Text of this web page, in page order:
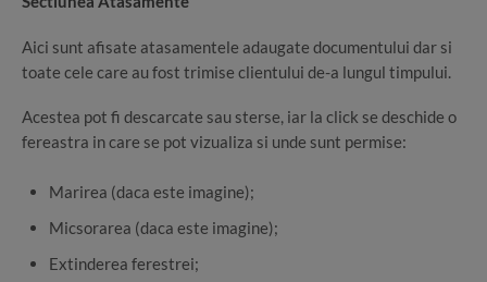
Aici sunt afisate atasamentele adaugate documentului dar si
toate cele care au fost trimise clientului de-a lungul timpului.
Acestea pot fi descarcate sau sterse, iar la click se deschide o
fereastra in care se pot vizualiza si unde sunt permise:
Marirea (daca este imagine);
Micsorarea (daca este imagine);
Extinderea ferestrei;